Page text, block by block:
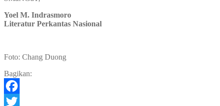
Yoel M. Indrasmoro
Literatur Perkantas Nasional
Foto: Chang Duong
Bagikan:
Facebook